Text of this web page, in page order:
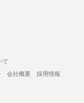
て
会社概要
採用情報